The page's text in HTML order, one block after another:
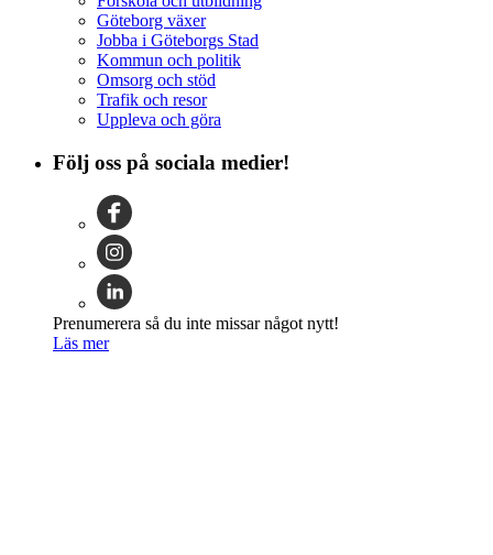
Göteborg växer
Jobba i Göteborgs Stad
Kommun och politik
Omsorg och stöd
Trafik och resor
Uppleva och göra
Följ oss på sociala medier!
Prenumerera så du inte missar något nytt!
Läs mer